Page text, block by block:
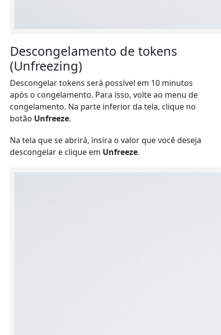
Descongelamento de tokens
(Unfreezing)
Descongelar tokens será possível em 10 minutos
após o congelamento. Para isso, volte ao menu de
congelamento. Na parte inferior da tela, clique no
botão Unfreeze.
Na tela que se abrirá, insira o valor que você deseja
descongelar e clique em Unfreeze.